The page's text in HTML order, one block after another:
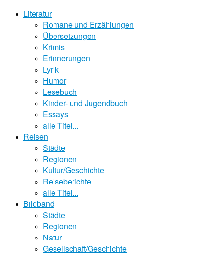
Literatur
Romane und Erzählungen
Übersetzungen
Krimis
Erinnerungen
Lyrik
Humor
Lesebuch
Kinder- und Jugendbuch
Essays
alle Titel...
Reisen
Städte
Regionen
Kultur/Geschichte
Reiseberichte
alle Titel...
Bildband
Städte
Regionen
Natur
Gesellschaft/Geschichte